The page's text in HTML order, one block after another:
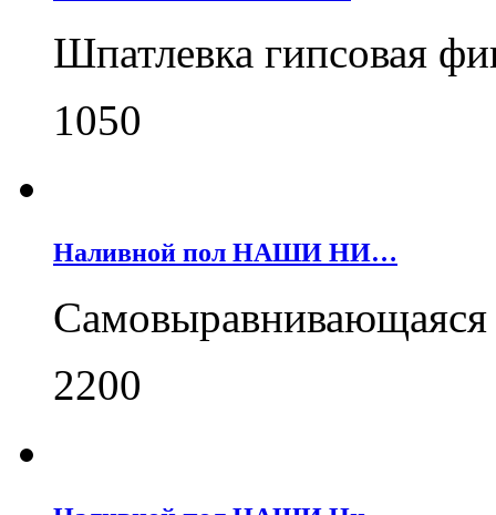
Шпатлевка гипсовая
1050
Наливной пол НАШИ НИ…
2200